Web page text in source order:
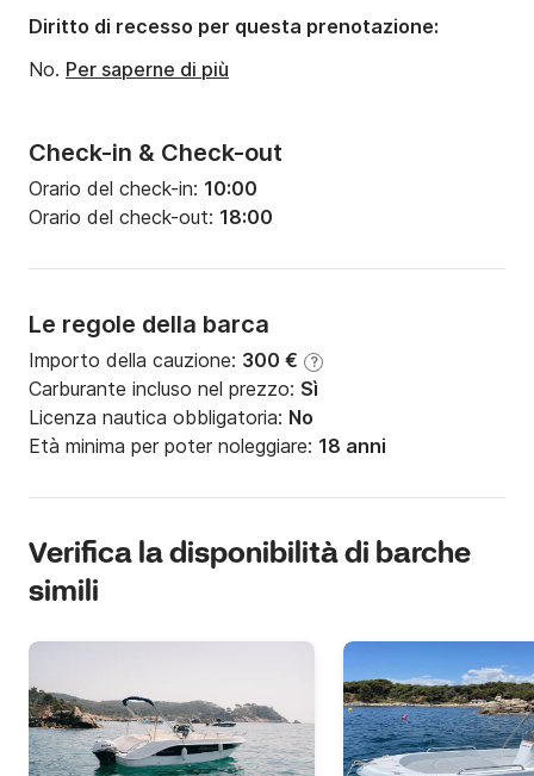
Check-in & Check-out
Orario del check-in: 10:00
Orario del check-out: 18:00
Le regole della barca
Importo della cauzione: 300 € ?
Carburante incluso nel prezzo: Sì
Licenza nautica obbligatoria: No
Età minima per poter noleggiare: 18 anni
Diritto di recesso per questa prenotazione:
No. Per saperne di più
Verifica la disponibilità di barche
simili